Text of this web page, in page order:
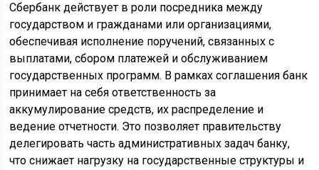
Сбербанк действует в роли посредника между
государством и гражданами или организациями,
обеспечивая исполнение поручений, связанных с
выплатами, сбором платежей и обслуживанием
государственных программ. В рамках соглашения банк
принимает на себя ответственность за
аккумулирование средств, их распределение и
ведение отчетности. Это позволяет правительству
делегировать часть административных задач банку,
что снижает нагрузку на государственные структуры и